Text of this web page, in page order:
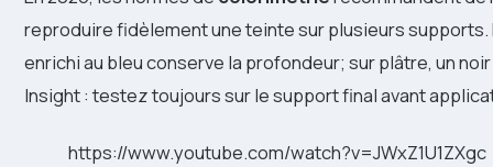
reproduire fidèlement une teinte sur plusieurs supports.
enrichi au bleu conserve la profondeur; sur plâtre, un
Insight : testez toujours sur le support final avant
https://www.youtube.com/watch?v=JWxZ1U1ZXgc